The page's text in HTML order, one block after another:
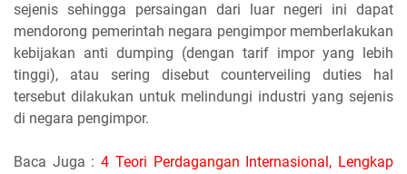
sejenis sehingga persaingan dari luar negeri ini dapat
mendorong pemerintah negara pengimpor memberlakukan
kebijakan anti dumping (dengan tarif impor yang lebih
tinggi), atau sering disebut counterveiling duties hal
tersebut dilakukan untuk melindungi industri yang sejenis
di negara pengimpor.
Baca Juga :4 Teori Perdagangan Internasional, Lengkap